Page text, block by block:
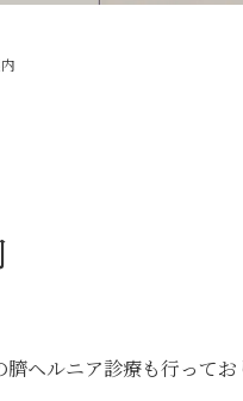
ヘルニア診療も行ってお